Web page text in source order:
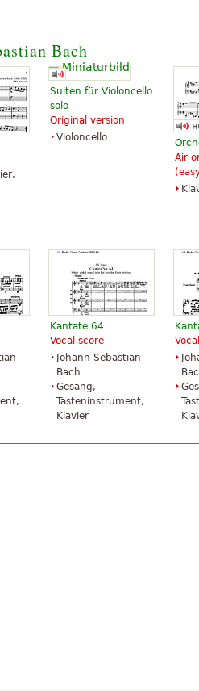
Bach
Suiten für Violoncello
solo
Original version
Violoncello
Air
Kantate 64
Vocal score
Johann Sebastian
Bach
Gesang,
Tasteninstrument,
Klavier